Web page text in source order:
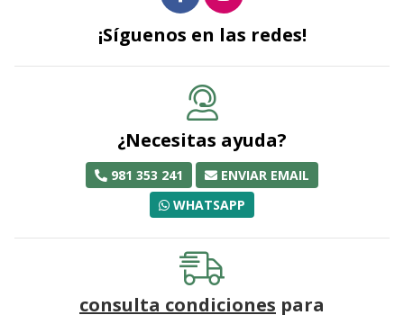
¡Síguenos en las redes!
¿Necesitas ayuda?
981 353 241
ENVIAR EMAIL
WHATSAPP
consulta condiciones para